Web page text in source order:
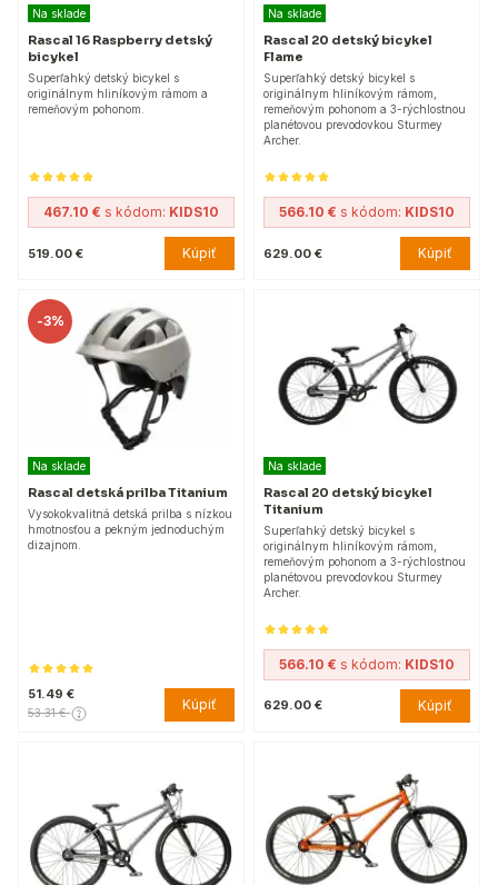
Na sklade
Rascal 16 Raspberry detský
bicykel
Superľahký detský bicykel s
originálnym hliníkovým rámom a
remeňovým pohonom.
467.10 € s kódom: KIDS10
519.00 € Kúpiť
Na sklade
Rascal 20 detský bicykel
Flame
Superľahký detský bicykel s
originálnym hliníkovým rámom,
remeňovým pohonom a 3-rýchlostnou
planétovou prevodovkou Sturmey
Archer.
566.10 € s kódom: KIDS10
629.00 € Kúpiť
-3%
Na sklade
Rascal detská prilba Titanium
Vysokokvalitná detská prilba s nízkou
hmotnosťou a pekným jednoduchým
dizajnom.
51.49 €
53.31 € Kúpiť
Na sklade
Rascal 20 detský bicykel
Titanium
Superľahký detský bicykel s
originálnym hliníkovým rámom,
remeňovým pohonom a 3-rýchlostnou
planétovou prevodovkou Sturmey
Archer.
566.10 € s kódom: KIDS10
629.00 € Kúpiť